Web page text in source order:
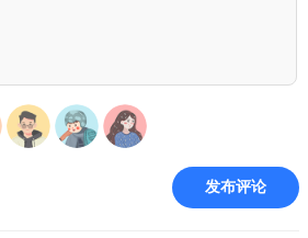
发布评论